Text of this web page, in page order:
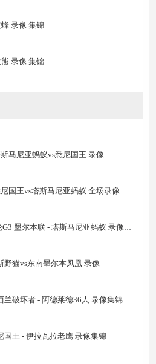
录像 集锦
录像 集锦
马尼亚蚂蚁vs悉尼国王 录像
国王vs塔斯马尼亚蚂蚁 全场录像
05月02日NBL(A)季后赛首轮G3 墨尔本联 - 塔斯马尼亚蚂蚁 录像集锦
野猫vs东南墨尔本凤凰 录像
兰破坏者 - 阿德莱德36人 录像集锦
国王 - 伊拉瓦拉老鹰 录像集锦